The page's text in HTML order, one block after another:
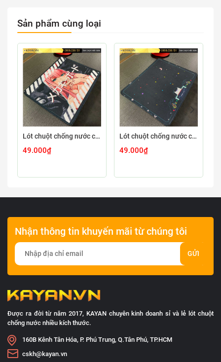
Sản phẩm cùng loại
Lót chuột chống nước cỡ nhỏ 26x21cm dày 3mm S-107-26X21 (ZEROTWO-01)
49.000₫
Lót chuột chống nước cỡ nhỏ 26x21cm dày 3mm S-103-26X21 (GAMECONSO-09)
49.000₫
Nhận thông tin khuyến mãi từ chúng tôi
GỬI
Được ra đời từ năm 2017, KAYAN chuyên kinh doanh sỉ và lẻ lót chuột
chống nước nhiều kích thước.
160B Kênh Tân Hóa, P. Phú Trung, Q.Tân Phú, TP.HCM
cskh@kayan.vn